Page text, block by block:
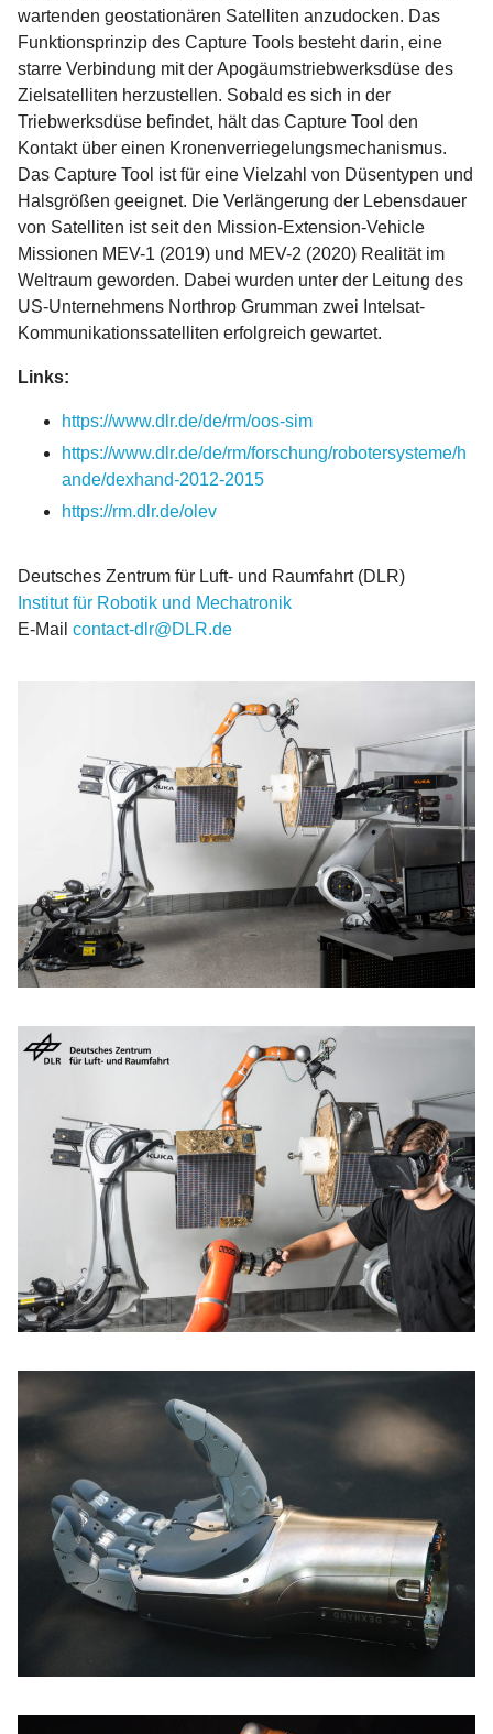
wartenden geostationären Satelliten anzudocken. Das
Funktionsprinzip des Capture Tools besteht darin, eine
starre Verbindung mit der Apogäumstriebwerksdüse des
Zielsatelliten herzustellen. Sobald es sich in der
Triebwerksdüse befindet, hält das Capture Tool den
Kontakt über einen Kronenverriegelungsmechanismus.
Das Capture Tool ist für eine Vielzahl von Düsentypen und
Halsgrößen geeignet. Die Verlängerung der Lebensdauer
von Satelliten ist seit den Mission-Extension-Vehicle
Missionen MEV-1 (2019) und MEV-2 (2020) Realität im
Weltraum geworden. Dabei wurden unter der Leitung des
US-Unternehmens Northrop Grumman zwei Intelsat-
Kommunikationssatelliten erfolgreich gewartet.
Links:
https://www.dlr.de/de/rm/oos-sim
https://www.dlr.de/de/rm/forschung/robotersysteme/h
ande/dexhand-2012-2015
https://rm.dlr.de/olev
Deutsches Zentrum für Luft- und Raumfahrt (DLR)
Institut für Robotik und Mechatronik
E-Mail contact-dlr@DLR.de